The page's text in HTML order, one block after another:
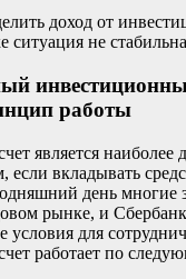
доход от
ситуация не
работы
является наиболее
вкладывать
день многие
рынке, и Сбербанк
для
работает по